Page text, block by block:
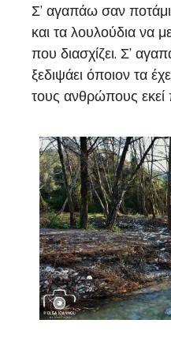
Σ’ αγαπάω σαν
και τα λουλούδια να
που διασχίζει. Σ’
ξεδιψάει όποιον τα
τους ανθρώπους